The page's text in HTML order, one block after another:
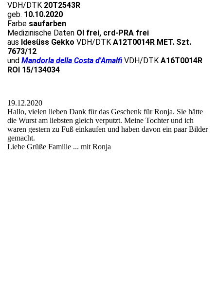
VDH/DTK 20T2543R
geb. 10.10.2020
Farbe saufarben
Medizinische Daten OI frei, crd-PRA frei
aus Idesüss Gekko VDH/DTK A12T0014R MET. Szt.
7673/12
und Mandorla della Costa d'Amalfi VDH/DTK A16T0014R
ROI 15/134034
19.12.2020
Hallo, vielen lieben Dank für das Geschenk für Ronja. Sie hätte
die Wurst am liebsten gleich verputzt. Meine Tochter und ich
waren gestern zu Fuß einkaufen und haben davon ein paar Bilder
gemacht.
Liebe Grüße Familie ... mit Ronja